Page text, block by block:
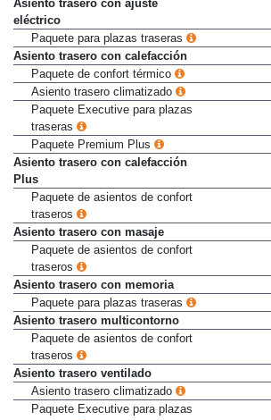
Asiento trasero con ajuste
eléctrico
Paquete para plazas traseras
Asiento trasero con calefacción
Paquete de confort térmico
Asiento trasero climatizado
Paquete Executive para plazas
traseras
Paquete Premium Plus
Asiento trasero con calefacción
Plus
Paquete de asientos de confort
traseros
Asiento trasero con masaje
Paquete de asientos de confort
traseros
Asiento trasero con memoria
Paquete para plazas traseras
Asiento trasero multicontorno
Paquete de asientos de confort
traseros
Asiento trasero ventilado
Asiento trasero climatizado
Paquete Executive para plazas